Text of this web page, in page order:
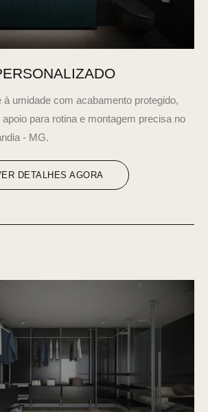
à umidade com acabamento protegido,
para rotina e montagem precisa no
- MG.
DETALHES AGORA